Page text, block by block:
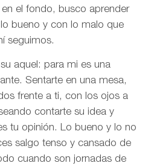
el fondo, busco aprender
bueno y con lo malo que
seguimos.
aquel: para mi es una
Sentarte en una mesa,
frente a ti, con los ojos a
contarte su idea y
tu opinión. Lo bueno y lo no
salgo tenso y cansado de
cuando son jornadas de